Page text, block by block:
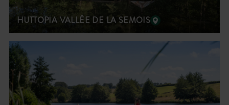
HUTTOPIA VALLÉE DE LA SEMOIS